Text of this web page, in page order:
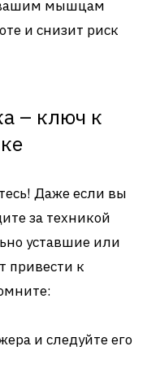
вашим мышцам
и снизит риск
– ключ к
Даже если вы
за техникой
уставшие или
привести к
и следуйте его